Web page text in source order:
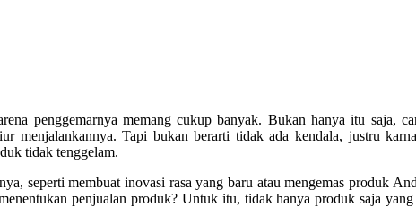
penggemarnya memang cukup banyak. Bukan hanya itu saja,
menjalankannya. Tapi bukan berarti tidak ada kendala, justru
tidak tenggelam.
seperti membuat inovasi rasa yang baru atau mengemas produk
penjualan produk? Untuk itu, tidak hanya produk saja